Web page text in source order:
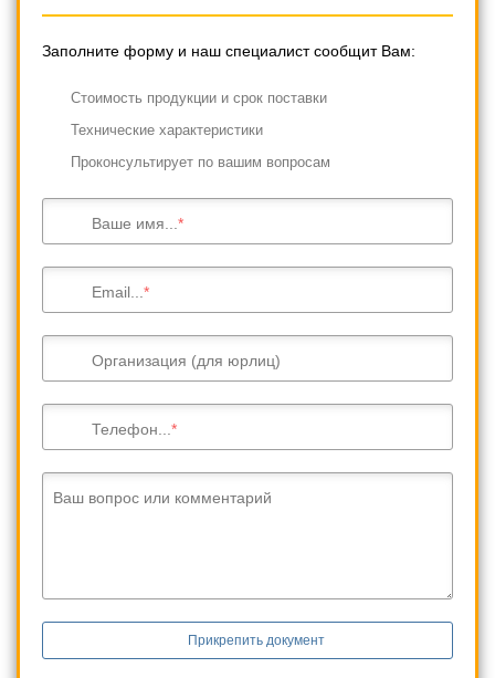
Заполните форму и наш специалист сообщит Вам:
Cтоимость продукции и срок поставки
Технические характеристики
Проконсультирует по вашим вопросам
Ваше имя...
Email...
Организация (для юрлиц)
Телефон...
Ваш вопрос или комментарий
Прикрепить документ